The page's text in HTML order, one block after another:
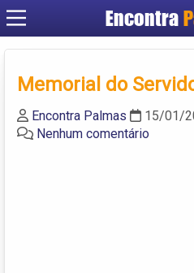
Encontra
Memorial do
Encontra Palmas 15/01/
Nenhum comentário